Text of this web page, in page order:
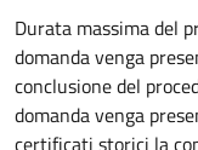
Durata massima del
domanda venga
conclusione del
domanda venga
certificati storici la